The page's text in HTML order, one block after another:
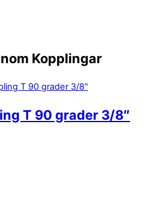
Kopplingar
T 90 grader 3/8″